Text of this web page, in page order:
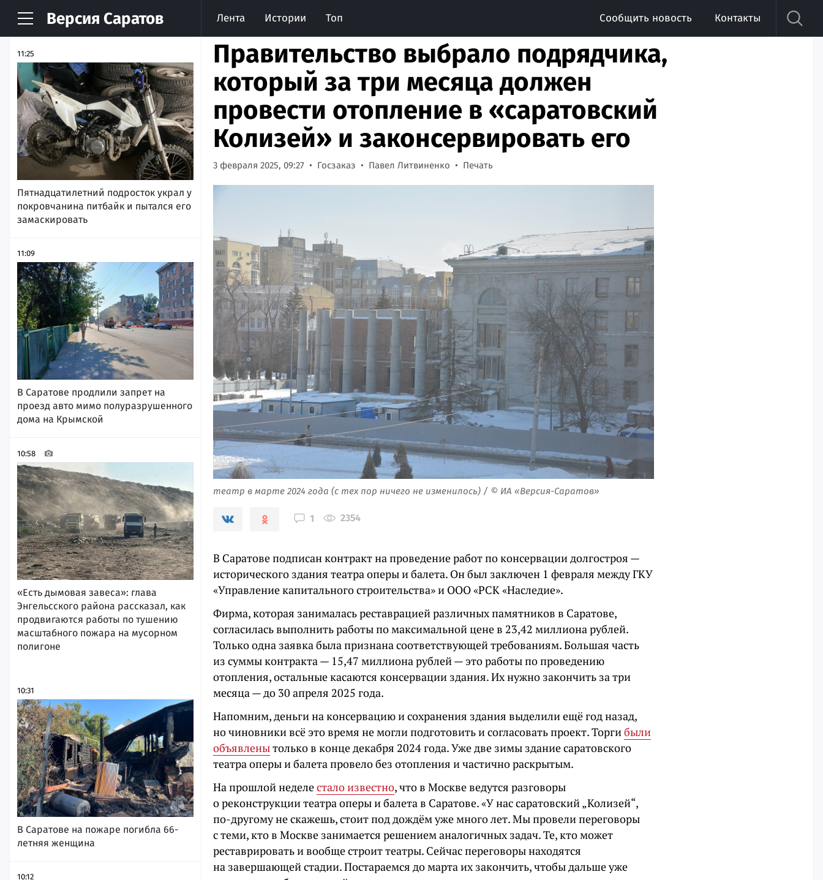
Версия Саратов Лента Истории Топ Сообщить новость Контакты
НОВОСТИ АРХИВ
11:25
Пятнадцатилетний подросток украл у
покровчанина питбайк и пытался его
замаскировать
11:09
В Саратове продлили запрет на
проезд авто мимо полуразрушенного
дома на Крымской
10:58
«Есть дымовая завеса»: глава
Энгельсского района рассказал, как
продвигаются работы по тушению
масштабного пожара на мусорном
полигоне
10:31
В Саратове на пожаре погибла 66-
летняя женщина
10:12
Правительство выбрало подрядчика,
который за три месяца должен
провести отопление в «саратовский
Колизей» и законсервировать его
3 февраля 2025, 09:27 Госзаказ Павел Литвиненко Печать
театр в марте 2024 года (с тех пор ничего не изменилось) / © ИА «Версия-Саратов»
1 2354
В Саратове подписан контракт на проведение работ по консервации долгостроя —
исторического здания театра оперы и балета. Он был заключен 1 февраля между ГКУ
«Управление капитального строительства» и ООО «РСК «Наследие».
Фирма, которая занималась реставрацией различных памятников в Саратове,
согласилась выполнить работы по максимальной цене в 23,42 миллиона рублей.
Только одна заявка была признана соответствующей требованиям. Большая часть
из суммы контракта — 15,47 миллиона рублей — это работы по проведению
отопления, остальные касаются консервации здания. Их нужно закончить за три
месяца — до 30 апреля 2025 года.
Напомним, деньги на консервацию и сохранения здания выделили ещё год назад,
но чиновники всё это время не могли подготовить и согласовать проект. Торгибыли
объявленытолько в конце декабря 2024 года. Уже две зимы здание саратовского
театра оперы и балета провело без отопления и частично раскрытым.
На прошлой неделестало известно, что в Москве ведутся разговоры
о реконструкции театра оперы и балета в Саратове. «У нас саратовский „Колизей“,
по-другому не скажешь, стоит под дождём уже много лет. Мы провели переговоры
с теми, кто в Москве занимается решением аналогичных задач. Те, кто может
реставрировать и вообще строит театры. Сейчас переговоры находятся
на завершающей стадии. Постараемся до марта их закончить, чтобы дальше уже